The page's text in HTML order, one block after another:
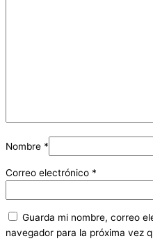
Nombre *
Correo electrónico *
Guarda mi nombre, correo
navegador para la próxima vez